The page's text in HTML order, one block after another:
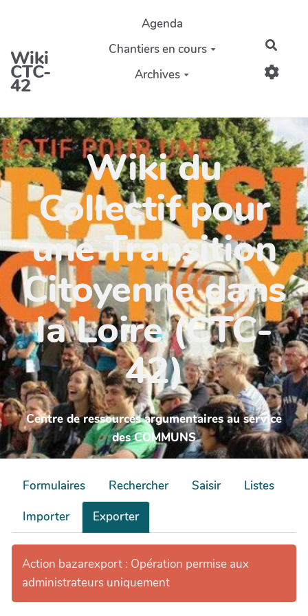
Aller au contenu principal
Wiki
CTC-
42
Agenda
Chantiers en cours
Archives
Wiki du
Collectif pour
une Transition
Citoyenne dans
la Loire (CTC-
42)
Centre de ressources argumentaires au service
des COMMUNS
Formulaires Rechercher Saisir
Listes
Importer
Exporter
Action bazarexport : Opération permise aux
administrateurs uniquement